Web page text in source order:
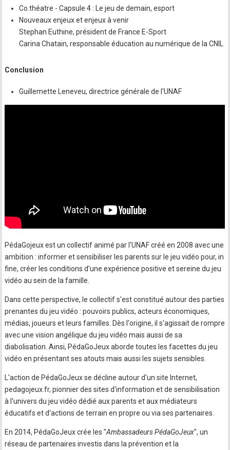
Co.théatre - Capsule 4 : Le jeu de demain, esport
Nouveaux enjeux et enjeux à venir
Stephan Euthine, président de France E-Sport
Carina Chatain, responsable éducation au numérique de la CNIL
Conclusion
Guillemette Leneveu, directrice générale de l'UNAF
PédaGojeux est un collectif animé par l'UNAF créé en 2008 avec une
ambition : informer et sensibiliser les parents sur le jeu vidéo pour, in
fine, créer les conditions d'une expérience positive et sereine du jeu
vidéo au sein de la famille.
Dans cette perspective, le collectif s'est constitué autour des parties
prenantes du jeu vidéo : pouvoirs publics, acteurs économiques,
médias, joueurs et leurs familles. Dès l'origine, il s'agissait de rompre
avec une vision angélique du jeu vidéo mais aussi de sa
diabolisation. Ainsi, PédaGoJeux aborde toutes les facettes du jeu
vidéo en présentant ses atouts mais aussi les sujets sensibles.
L'action de PédaGoJeux se décline autour d'un site Internet,
pedagojeux.fr, pionnier des sites d'information et de sensibilisation
à l'univers du jeu vidéo dédié aux parents et aux médiateurs
éducatifs et d'actions de terrain en propre ou via ses partenaires.
En 2014, PédaGoJeux crée les "Ambassadeurs PédaGoJeux", un
réseau de partenaires investis dans la prévention et la